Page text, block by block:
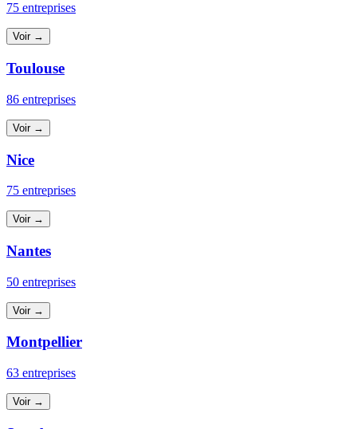
75 entreprises
Voir →
Toulouse
86 entreprises
Voir →
Nice
75 entreprises
Voir →
Nantes
50 entreprises
Voir →
Montpellier
63 entreprises
Voir →